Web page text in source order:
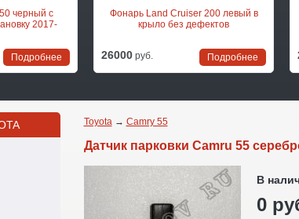
черный с
2017-
Подробнее
Фонарь Land Cruiser 200 левый в
крыло без дефектов
26000 руб. Подробнее
Toyota→ Camry 55
Датчик парковки Camru 55
В
0